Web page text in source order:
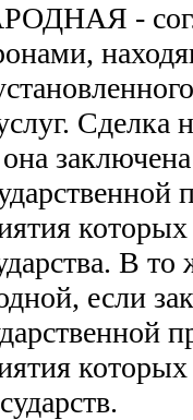
-
Сделка
которых
В то
если
которых